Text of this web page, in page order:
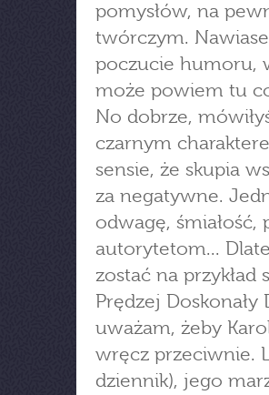
pomysłów, na
twórczym.
poczucie humoru,
może powiem tu
No dobrze,
czarnym
sensie, że skupia
za negatywne.
odwagę, śmiałość,
autorytetom...
zostać na
Prędzej
uważam, żeby
wręcz przeciwnie.
dziennik), jego